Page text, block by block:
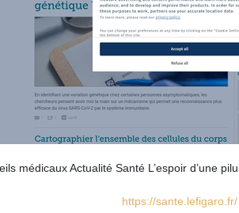
médicaux Actualité Santé L’espoir d’une
https://sante.lefigaro.fr/